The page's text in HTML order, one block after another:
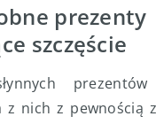
prezenty
szczęście
prezentów
z nich z pewnością